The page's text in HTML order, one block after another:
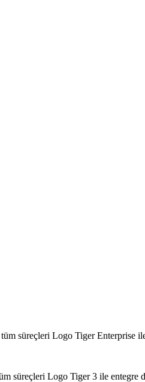
süreçleri Logo Tiger Enterprise ile
Logo Tiger 3 ile entegre